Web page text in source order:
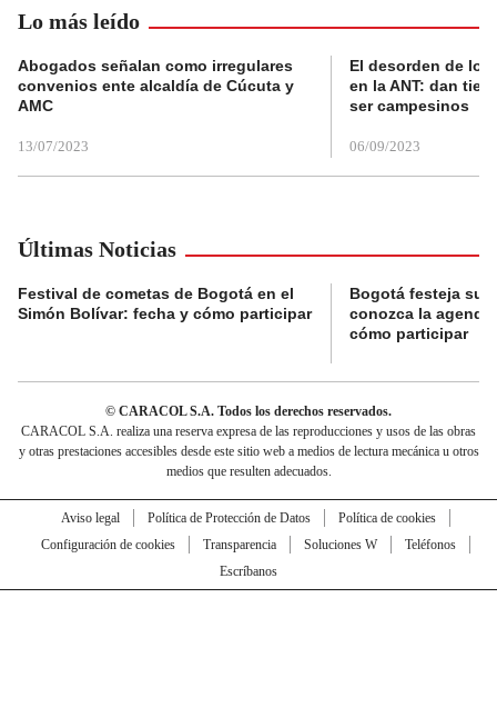
Lo más leído
Abogados señalan como irregulares
convenios ente alcaldía de Cúcuta y
AMC
13/07/2023
El desorden de
en la ANT: dan
ser campesinos
06/09/2023
Últimas Noticias
Festival de cometas de Bogotá en el
Simón Bolívar: fecha y cómo participar
Bogotá festeja su
conozca la
cómo participar
© CARACOL S.A. Todos los derechos reservados.
CARACOL S.A. realiza una reserva expresa de las reproducciones y usos de las obras
y otras prestaciones accesibles desde este sitio web a medios de lectura mecánica u otros
medios que resulten adecuados.
Aviso legal Política de Protección de Datos
Política de cookies
Configuración de cookies
Transparencia Soluciones W
Teléfonos
Escríbanos